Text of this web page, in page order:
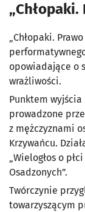
„Chłopaki.
„Chłopaki.
opowiadające o
wrażliwości.
Punktem
prowadzone
z mężczyznami
Krzywańcu.
„Wielogłos o
Osadzonych”.
Twórczynie
towarzyszącym